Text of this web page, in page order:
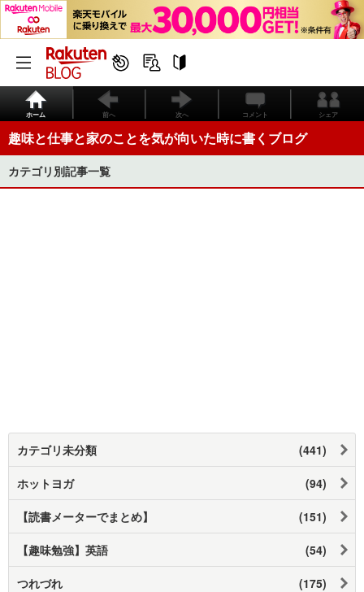
ホーム 前へ 次へ コメント シェア
趣味と仕事と家のことを気が向いた時に書くブログ
カテゴリ別記事一覧
カテゴリ未分類 (441)
ホットヨガ (94)
【読書メーターでまとめ】 (151)
【趣味勉強】英語 (54)
つれづれ (175)